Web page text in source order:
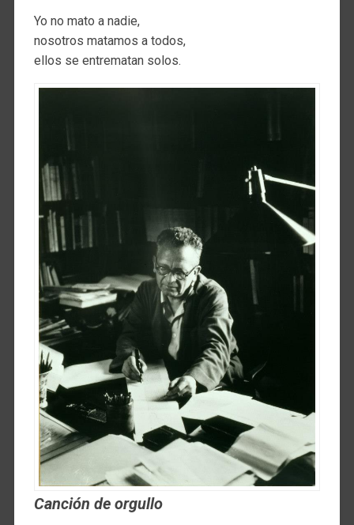
Yo no mato a nadie,
nosotros matamos a todos,
ellos se entrematan solos.
Canción de orgullo